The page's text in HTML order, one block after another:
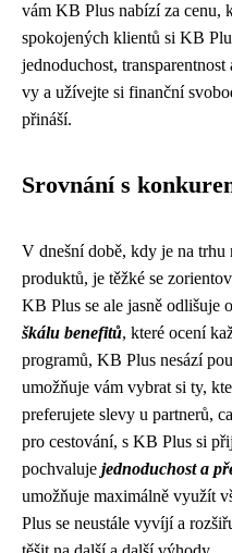
vám KB Plus nabízí za cenu,
spokojených klientů si KB
jednoduchost,
vy a užívejte si finanční
přináší.
Srovnání s
V dnešní době, kdy je na trhu
produktů, je těžké se
KB Plus se ale jasně odlišuje
škálu benefitů, které ocení
programů, KB Plus nesází
umožňuje vám vybrat si ty,
preferujete slevy u partnerů,
pro cestování, s KB Plus si
pochvaluje jednoduchost a
umožňuje maximálně využít
Plus se neustále vyvíjí a